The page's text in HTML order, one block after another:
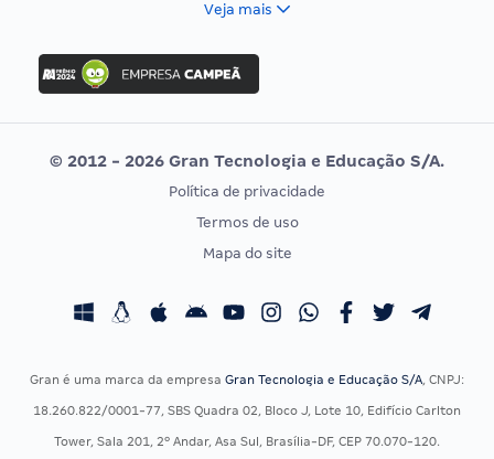
Concurso Ibama
Concurso MPU
Editais publicados
Vunesp
CONCURSOS POR PROFISSÃO
Concursos Fiscais
Concursos Saúde
EXAME DE ORDEM
Calendário OAB
Veja mais
© 2012 - 2026 Gran Tecnologia e Educação S/A.
Política de privacidade
Termos de uso
Mapa do site
Gran é uma marca da empresa Gran Tecnologia e Educação S/A, CNPJ:
18.260.822/0001-77, SBS Quadra 02, Bloco J, Lote 10, Edifício Carlton
Tower, Sala 201, 2º Andar, Asa Sul, Brasília-DF, CEP 70.070-120.